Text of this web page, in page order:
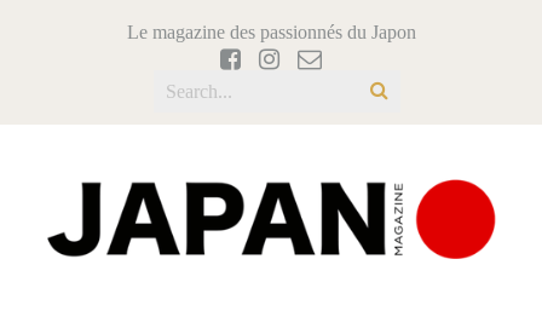
Le magazine des passionnés du Japon